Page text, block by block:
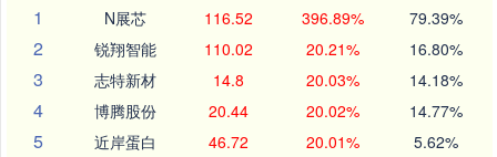
1
N展芯 116.52 396.89% 79.39%
2 锐翔智能 110.02 20.21% 16.80%
3 志特新材 14.8 20.03% 14.18%
4 博腾股份 20.44 20.02% 14.77%
5 近岸蛋白 46.72 20.01% 5.62%